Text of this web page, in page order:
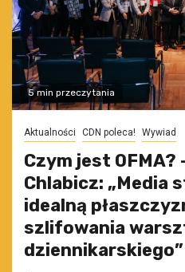
5 min przeczytania
Aktualności CDN poleca! Wywiad
Czym jest OFMA?
Chlabicz: „Media
idealną
szlifowania
dziennikarskiego”